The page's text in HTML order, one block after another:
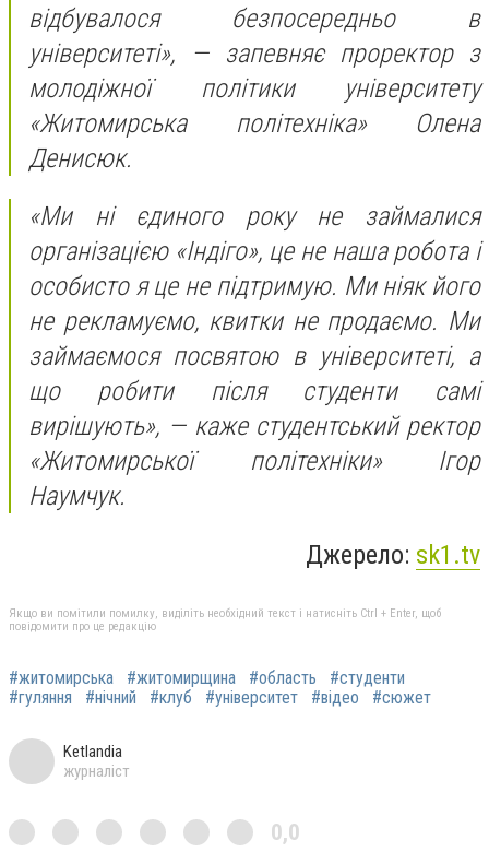
відбувалося безпосередньо в
університеті», — запевняє проректор з
молодіжної політики університету
«Житомирська політехніка» Олена
Денисюк.
«Ми ні єдиного року не займалися
організацією «Індіго», це не наша робота і
особисто я це не підтримую. Ми ніяк його
не рекламуємо, квитки не продаємо. Ми
займаємося посвятою в університеті, а
що робити після студенти самі
вирішують», — каже студентський ректор
«Житомирської політехніки» Ігор
Наумчук.
Джерело: sk1.tv
Якщо ви помітили помилку, виділіть необхідний текст і натисніть Ctrl + Enter, щоб
повідомити про це редакцію
#житомирська #житомирщина #область
#студенти
#гуляння
#нічний #клуб #університет #відео #сюжет
Ketlandia
журналіст
0,0